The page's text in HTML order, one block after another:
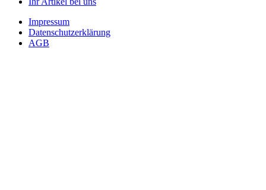
Impressum
Datenschutzerklärung
AGB